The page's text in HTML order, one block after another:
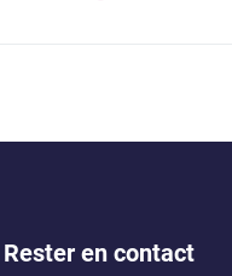
Rester en contact